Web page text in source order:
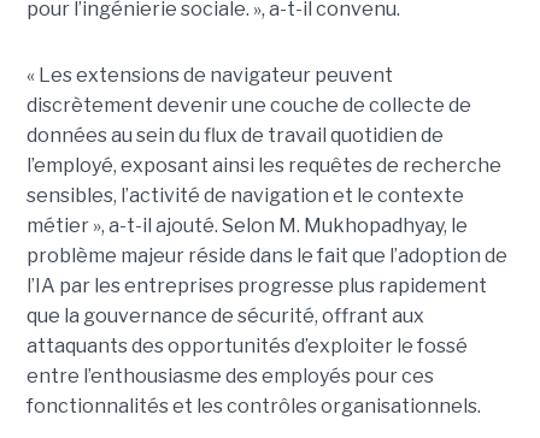
pour l’ingénierie sociale. », a-t-il convenu.
« Les extensions de navigateur peuvent
discrètement devenir une couche de collecte de
données au sein du flux de travail quotidien de
l’employé, exposant ainsi les requêtes de recherche
sensibles, l’activité de navigation et le contexte
métier », a-t-il ajouté. Selon M. Mukhopadhyay, le
problème majeur réside dans le fait que l’adoption de
l’IA par les entreprises progresse plus rapidement
que la gouvernance de sécurité, offrant aux
attaquants des opportunités d’exploiter le fossé
entre l’enthousiasme des employés pour ces
fonctionnalités et les contrôles organisationnels.